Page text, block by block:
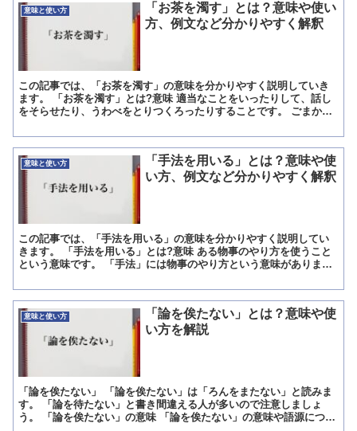
意味と使い方
「お茶を濁す」とは？意味や使い
方、例文など分かりやすく解釈
この記事では、「お茶を濁す」の意味を分かりやすく説明していき
ます。 「お茶を濁す」とは?意味 適当なことをいったりして、話し
をそらせたり、うわべをとりつくろったりすることです。 ごまかす
意味と使い方
「手法を用いる」とは？意味や使
い方、例文など分かりやすく解釈
この記事では、「手法を用いる」の意味を分かりやすく説明してい
きます。 「手法を用いる」とは?意味 ある物事のやり方を使うこと
という意味です。 「手法」には物事のやり方という意味がありま
意味と使い方
「論を俟たない」とは？意味や使
い方を解説
「論を俟たない」 「論を俟たない」は「ろんをまたない」と読みま
す。 「論を待たない」と書き間違える人が多いので注意しましょ
う。 「論を俟たない」の意味 「論を俟たない」の意味や語源につい